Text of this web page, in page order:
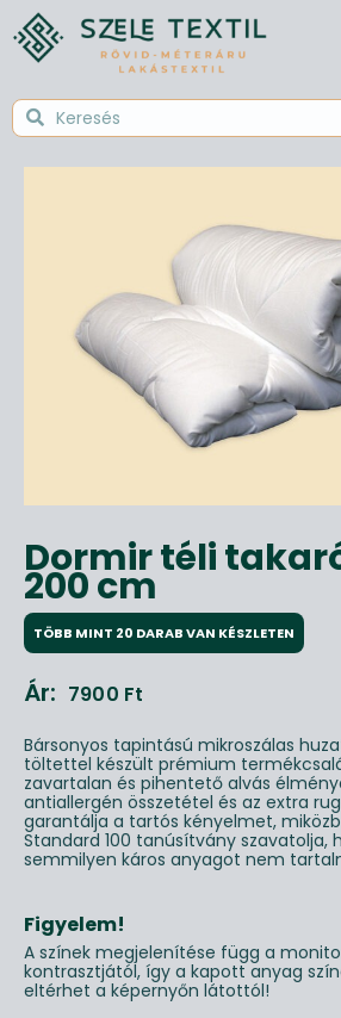
Dormir téli
200 cm
TÖBB MINT 20 DARAB VAN KÉSZLETEN
Ár: 7900 Ft
Bársonyos tapintású mikroszálas
töltettel készült prémium
zavartalan és pihentető alvás
antiallergén összetétel és az extra
garantálja a tartós kényelmet,
Standard 100 tanúsítvány szavatolja,
semmilyen káros anyagot nem
Figyelem!
A színek megjelenítése függ a
kontrasztjától, így a kapott anyag
eltérhet a képernyőn látottól!